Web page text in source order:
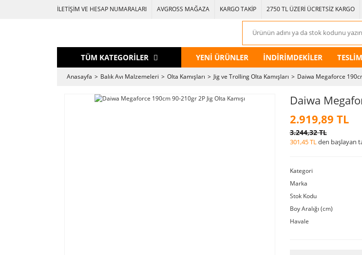
İLETİŞİM VE HESAP NUMARALARI AVGROSS MAĞAZA KARGO TAKİP 2750 TL ÜZERİ ÜCRETSİZ KARGO
TÜM KATEGORİLER YENİ ÜRÜNLER İNDİRİMDEKİLER
Anasayfa Balık Avı Malzemeleri Olta Kamışları Jig ve Trolling Olta Kamışları Daiwa Megaforce
Daiwa
2.919,89 TL
3.244,32 TL
301,45 TLden başlayan
Kategori
Marka
Stok Kodu
Boy Aralığı (cm)
Havale